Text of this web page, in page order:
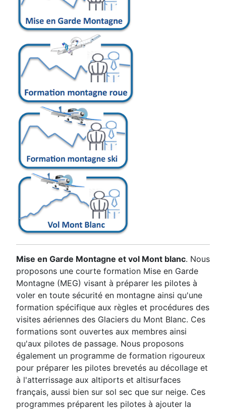
Mise en Garde Montagne et vol Mont blanc. Nous
proposons une courte formation Mise en Garde
Montagne (MEG) visant à préparer les pilotes à
voler en toute sécurité en montagne ainsi qu'une
formation spécifique aux règles et procédures des
visites aériennes des Glaciers du Mont Blanc. Ces
formations sont ouvertes aux membres ainsi
qu'aux pilotes de passage. Nous proposons
également un programme de formation rigoureux
pour préparer les pilotes brevetés au décollage et
à l'atterrissage aux altiports et altisurfaces
français, aussi bien sur sol sec que sur neige. Ces
programmes préparent les pilotes à ajouter la